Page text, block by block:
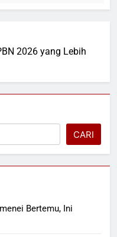
2026 yang Lebih
CARI
Bertemu, Ini